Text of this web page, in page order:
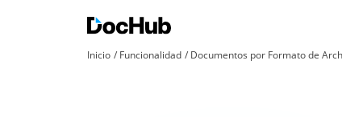
Inicio Funcionalidad Documentos por Formato de